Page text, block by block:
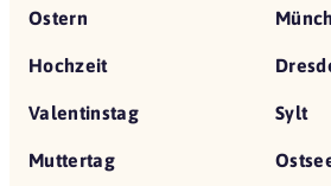
Ostern
Hochzeit
Valentinstag
Muttertag
Sylt